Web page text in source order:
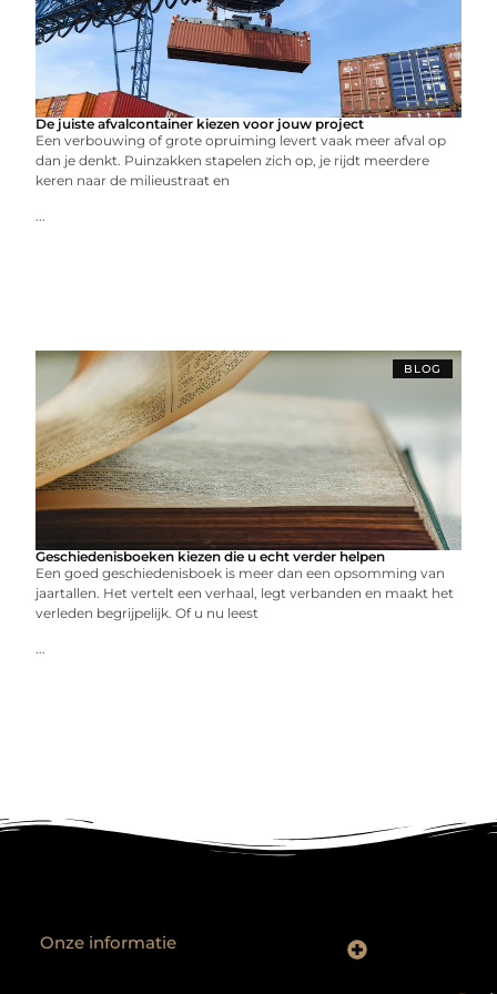
De juiste afvalcontainer kiezen voor jouw project
Een verbouwing of grote opruiming levert vaak meer afval op
dan je denkt. Puinzakken stapelen zich op, je rijdt meerdere
keren naar de milieustraat en
...
BLOG
Geschiedenisboeken kiezen die u echt verder helpen
Een goed geschiedenisboek is meer dan een opsomming van
jaartallen. Het vertelt een verhaal, legt verbanden en maakt het
verleden begrijpelijk. Of u nu leest
...
Onze informatie